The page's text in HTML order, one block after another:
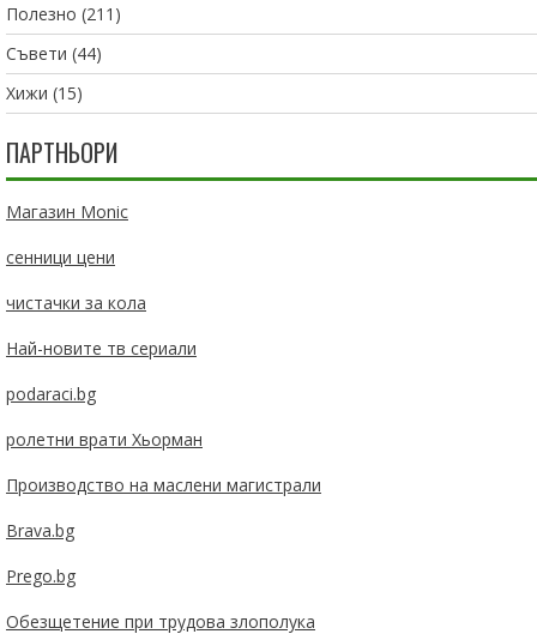
Полезно (211)
Съвети (44)
Хижи (15)
ПАРТНЬОРИ
Магазин Monic
сенници цени
чистачки за кола
Най-новите тв сериали
podaraci.bg
ролетни врати Хьорман
Производство на маслени магистрали
Brava.bg
Prego.bg
Обезщетение при трудова злополука